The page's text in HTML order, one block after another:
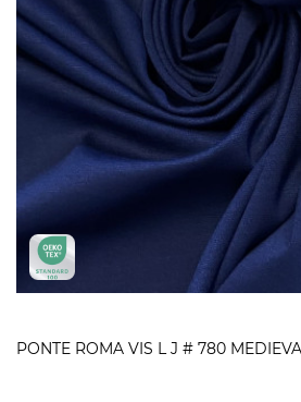
PONTE ROMA VIS L J # 780